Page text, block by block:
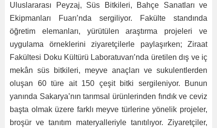
Uluslararası Peyzaj, Süs Bitkileri, Bahçe Sanatları ve
Ekipmanları Fuarı’nda sergiliyor. Fakülte standında
öğretim elemanları, yürütülen araştırma projeleri ve
uygulama örneklerini ziyaretçilerle paylaşırken; Ziraat
Fakültesi Doku Kültürü Laboratuvarı’nda üretilen dış ve iç
mekân süs bitkileri, meyve anaçları ve sukulentlerden
oluşan 60 türe ait 150 çeşit bitki sergileniyor. Bunun
yanında Sakarya’nın tarımsal ürünlerinden fındık ve ceviz
başta olmak üzere farklı meyve türlerine yönelik projeler,
broşür ve tanıtım materyalleriyle tanıtılıyor. Ziyaretçiler,